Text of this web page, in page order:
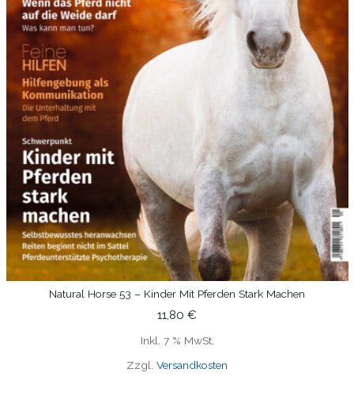
IN DEN WARENKORB
Natural Horse 53 – Kinder Mit Pferden Stark Machen
11,80 €
Inkl. 7 % MwSt.
Zzgl. Versandkosten